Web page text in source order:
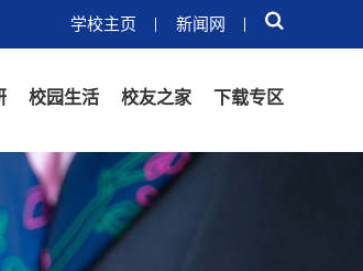
学校主页 新闻网
校园生活 校友之家 下载专区